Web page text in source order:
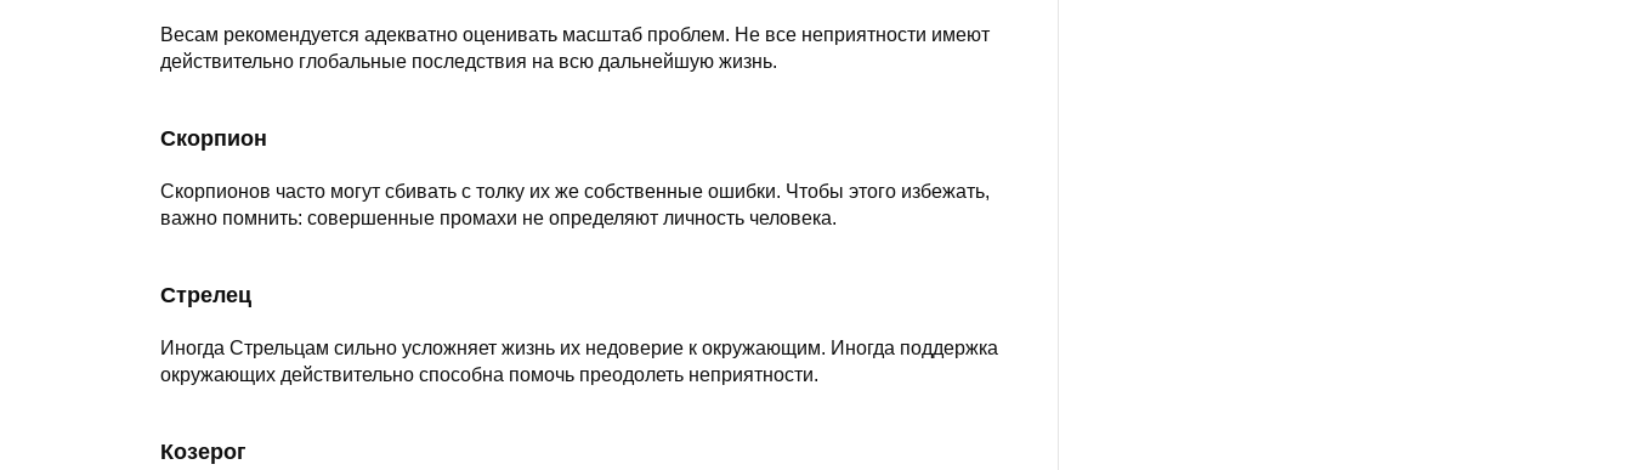
Весам рекомендуется адекватно оценивать масштаб проблем. Не все неприятности имеют
действительно глобальные последствия на всю дальнейшую жизнь.
Скорпион
Скорпионов часто могут сбивать с толку их же собственные ошибки. Чтобы этого избежать,
важно помнить: совершенные промахи не определяют личность человека.
Стрелец
Иногда Стрельцам сильно усложняет жизнь их недоверие к окружающим. Иногда поддержка
окружающих действительно способна помочь преодолеть неприятности.
Козерог